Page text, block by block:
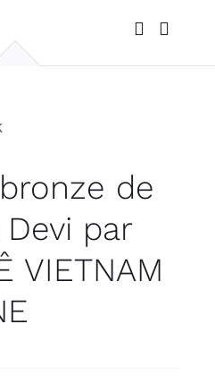
GALERIE
DE VOYAGES
CONTACT
de
par
VIETNAM